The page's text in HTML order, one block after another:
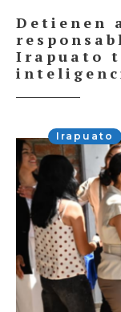
Detienen
Irapuato
Irapuato